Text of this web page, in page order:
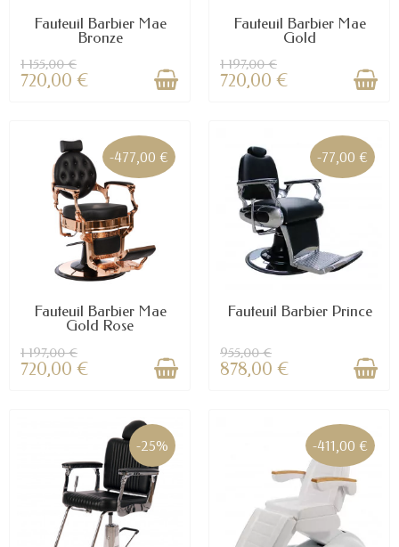
Fauteuil Barbier Mae
Bronze
1 155,00 €
720,00 €
Fauteuil Barbier Mae
Gold
1 197,00 €
720,00 €
-477,00 €
Fauteuil Barbier Mae
Gold Rose
1 197,00 €
720,00 €
-77,00 €
Fauteuil Barbier Prince
955,00 €
878,00 €
-25% -411,00 €